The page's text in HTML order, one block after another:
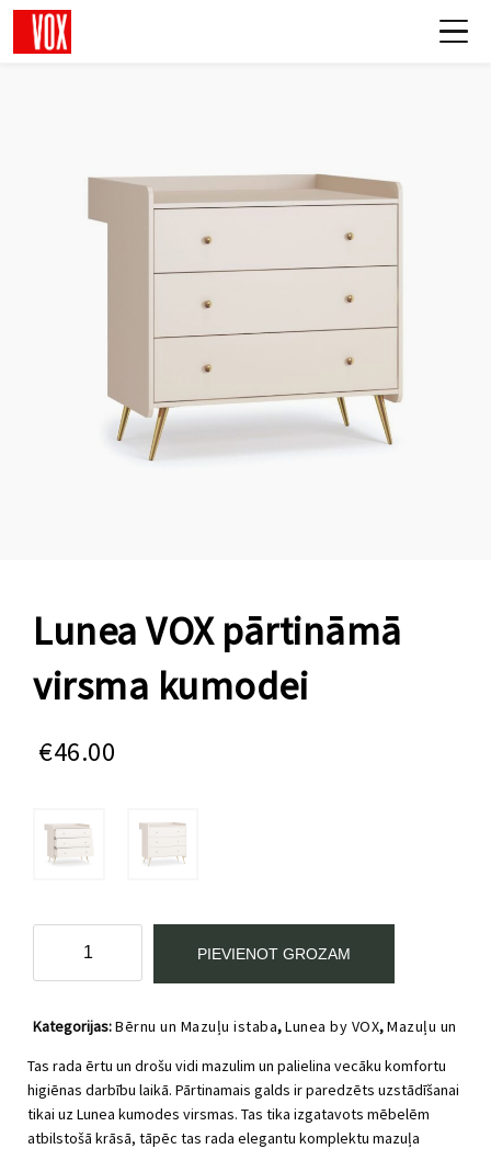
Lunea VOX pārtināmā
virsma kumodei
€46.00
pārtināmā
kumodei
daudzums
PIEVIENOT GROZAM
Kategorijas:Bērnu un Mazuļu istaba,Lunea by VOX,Mazuļu un
Tas rada ērtu un drošu vidi mazulim un palielina vecāku komfortu
higiēnas darbību laikā. Pārtinamais galds ir paredzēts uzstādīšanai
tikai uz Lunea kumodes virsmas. Tas tika izgatavots mēbelēm
atbilstošā krāsā, tāpēc tas rada elegantu komplektu mazuļa